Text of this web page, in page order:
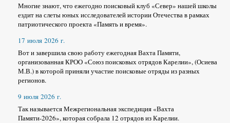
Многие знают, что ежегодно поисковый клуб «Север» нашей школы
ездит на слеты юных исследователей истории Отечества в рамках
патриотического проекта «Память и время».
17 июля 2026 г.
Вот и завершила свою работу ежегодная Вахта Памяти,
организованная КРОО «Союз поисковых отрядов Карелии», (Осиева
М.В.) в которой приняли участие поисковые отряды из разных
регионов.
9 июля 2026 г.
Так называется Межрегиональная экспедиция «Вахта
Памяти-2026», которая собрала 12 отрядов из Карелии.